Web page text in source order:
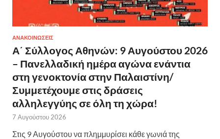
ΑΝΑΚΟΙΝΩΣΕΙΣ
Α΄ Σύλλογος Αθηνών: 9 Αυγούστου 2026
– Πανελλαδική ημέρα αγώνα ενάντια
στη γενοκτονία στην Παλαιστίνη/
Συμμετέχουμε στις δράσεις
αλληλεγγύης σε όλη τη χώρα!
7 Αυγούστου 2026
Στις 9 Αυγούστου να πλημμυρίσει κάθε γωνιά της